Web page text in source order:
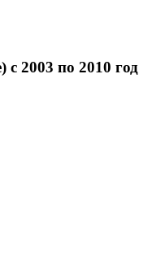
с 2003 по 2010 год